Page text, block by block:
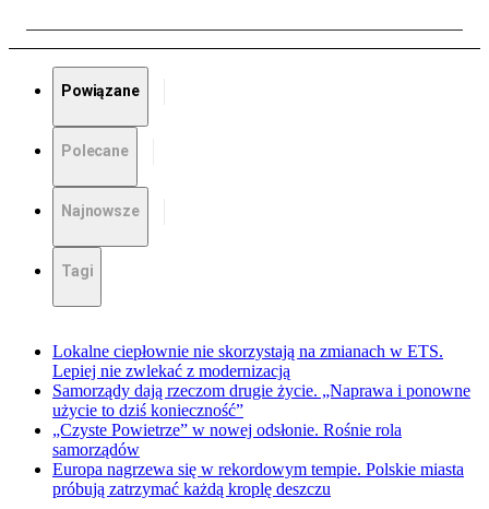
Powiązane
Polecane
Najnowsze
Tagi
Lokalne ciepłownie nie skorzystają na zmianach w ETS.
Lepiej nie zwlekać z modernizacją
Samorządy dają rzeczom drugie życie. „Naprawa i ponowne
użycie to dziś konieczność”
„Czyste Powietrze” w nowej odsłonie. Rośnie rola
samorządów
Europa nagrzewa się w rekordowym tempie. Polskie miasta
próbują zatrzymać każdą kroplę deszczu